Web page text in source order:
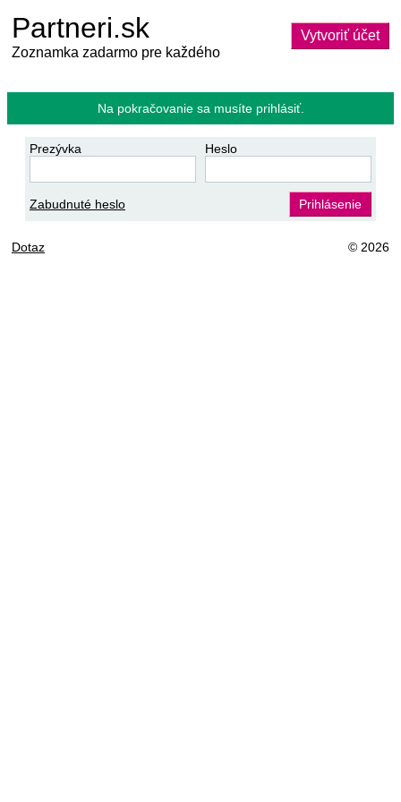
Partneri.sk
Zoznamka zadarmo pre každého
Vytvoriť účet
Na pokračovanie sa musíte prihlásiť.
Prezývka Heslo
Zabudnuté heslo Prihlásenie
Dotaz © 2026